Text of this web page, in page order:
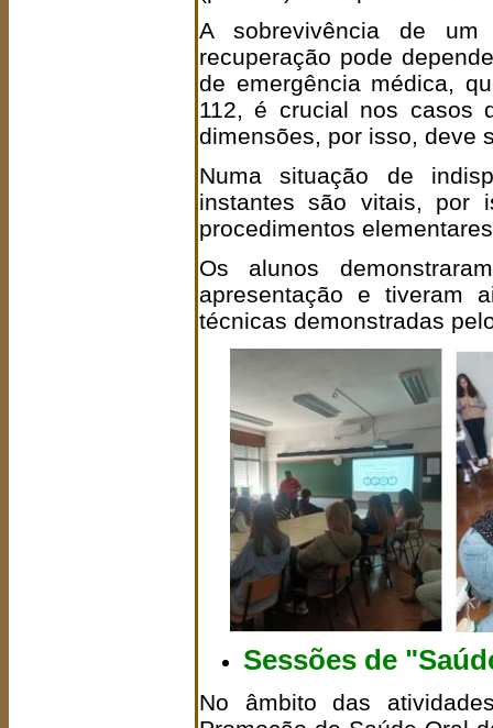
A sobrevivência de
recuperação pode
de emergência médica,
112, é crucial nos casos
dimensões, por isso, deve
Numa situação de
instantes são vitais, por
procedimentos
Os alunos
apresentação e tiveram
técnicas demonstradas
Sessões de
No âmbito das